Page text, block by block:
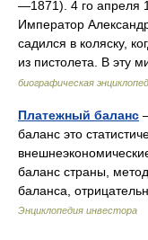
—1871). 4 го апреля
Император
садился в коляску,
из пистолета. В эту
биографическая
Платежный баланс
баланс это
баланс страны,
баланса,
Энциклопедия инвестора